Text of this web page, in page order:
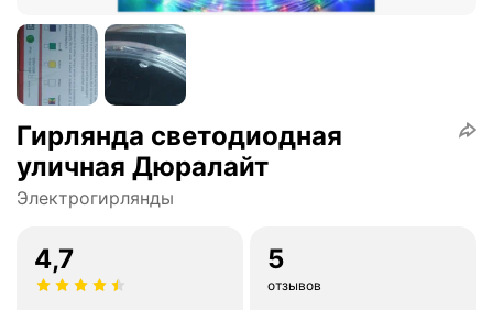
Гирлянда светодиодная
уличная Дюралайт
Электрогирлянды
4,7 5
отзывов